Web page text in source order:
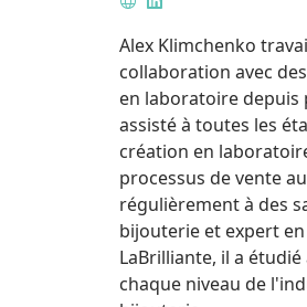
Site
web
LinkedIn
Alex Klimchenko
collaboration avec
en laboratoire depuis
assisté à toutes les
création en
processus de vente
régulièrement à des
bijouterie et expert
LaBrilliante, il a
chaque niveau de